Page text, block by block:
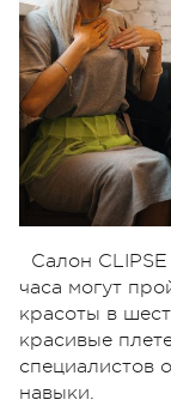
Салон
часа могут
красоты в
красивые
специалистов
навыки.